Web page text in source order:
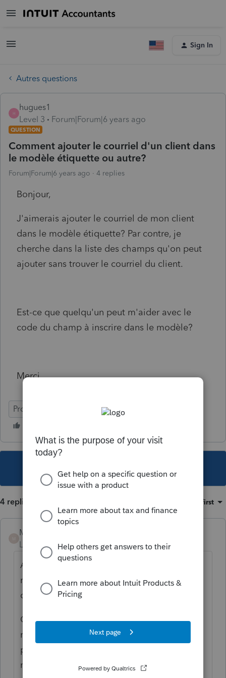
Sign In
Autres questions
H
hugues1
Level 3
Forum|Forum|6 years ago
QUESTION
Comment ajouter le courriel d'un client dans
le modèle étiquette ou autre?
Forum|Forum|6 years ago 4 replies
Bonjour,
J'aimerais ajouter le courriel de mon client
dans le modèle étiquette? Par contre, je
cherche dans la liste des champs qu'on peut
ajouter sans trouver le courriel du client.
Est-ce que quelqu'un peut m'aider avec le
code du champ à inscrire dans le modèle?
Merci.
ProFile (Canada)
4 replies Oldest first
Mario B
Level 11
Forum|Forum|6 years ago
Allez dans Option Modèles, sélectionner le
modèle Étiquettes, puis ouvrir en double
cliquant.
Ou encore, aller dans l'explorateur,
recherchez Étiquettes, ouvrez le modèle,
puis cliquez à droite et sélectionnez
modifier le modèle.